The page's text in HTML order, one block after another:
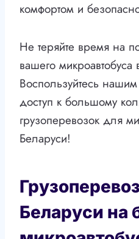
комфортом и
Не теряйте время на
вашего микроавтобуса
Воспользуйтесь
доступ к большому
грузоперевозок для
Беларуси!
Беларуси на